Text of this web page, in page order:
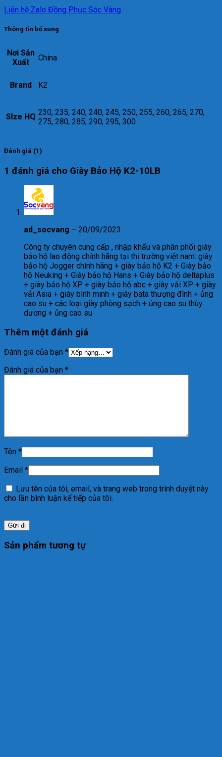
Liên hệ Zalo Đồng Phục Sóc Vàng
Thông tin bổ sung
Nơi Sản
Xuất
China
Brand K2
SIze HQ 230, 235, 240, 240, 245, 250, 255, 260, 265, 270,
275, 280, 285, 290, 295, 300
Đánh giá (1)
1 đánh giá cho Giày Bảo Hộ K2-10LB
ad_socvang – 20/09/2023
Công ty chuyên cung cấp , nhập khẩu và phân phối giày
bảo hộ lao động chính hãng tại thị trường việt nam: giày
bảo hộ Jogger chính hãng + giày bảo hộ K2 + Giày bảo
hộ Neuking + Giày bảo hộ Hans + Giày bảo hộ deltaplus
+ giày bảo hộ XP + giày bảo hộ abc + giày vải XP + giày
vải Asia + giày bình minh + giày bata thượng đình + ủng
cao su + các loại giày phòng sạch + ủng cao su thùy
dương + ủng cao su
Thêm một đánh giá
Đánh giá của bạn *
Đánh giá của bạn *
Tên *
Email *
Lưu tên của tôi, email, và trang web trong trình duyệt này
cho lần bình luận kế tiếp của tôi.
Sản phẩm tương tự